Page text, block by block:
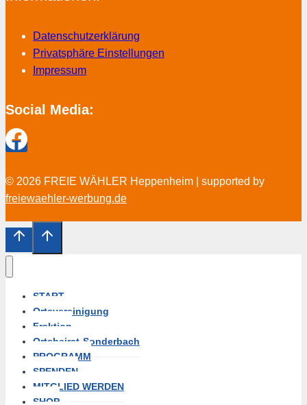
Datenschutzerklärung
Privatsphäre Einstellungen
Impressum
Social Media:
© 2026 FREIE WÄHLER Heppenheim | supported by
freiewaehler-werbung.de
START
Ortsvereinigung
Fraktion
Ortsbeirat-Sonderbach
PROGRAMM
SPENDEN
MITGLIED WERDEN
SHOP